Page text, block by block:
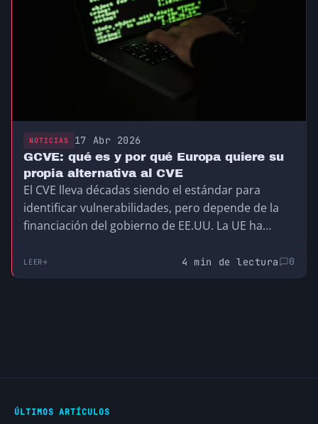
NOTICIAS 17 Abr 2026
GCVE: qué es y por qué Europa quiere su
propia alternativa al CVE
El CVE lleva décadas siendo el estándar para
identificar vulnerabilidades, pero depende de la
financiación del gobierno de EE.UU. La UE ha
descentralizada y compatible, para no depender
de una infraestructura que no controla.
LEER 4 min de lectura 0
ÚLTIMOS ARTÍCULOS